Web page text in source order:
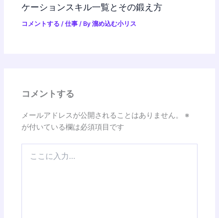
ケーションスキル一覧とその鍛え方
コメントする /仕事 / By溜め込む小リス
コメントする
メールアドレスが公開されることはありません。
※
が付いている欄は必須項目です